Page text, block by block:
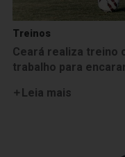
Treinos
Ceará realiza treino
trabalho para
Leia mais